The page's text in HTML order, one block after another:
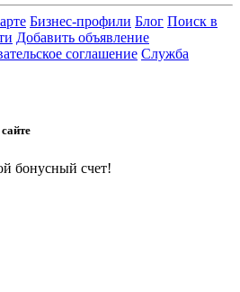
Бизнес-профили Блог Поиск в
Добавить объявление
соглашение Служба
бонусный счет!